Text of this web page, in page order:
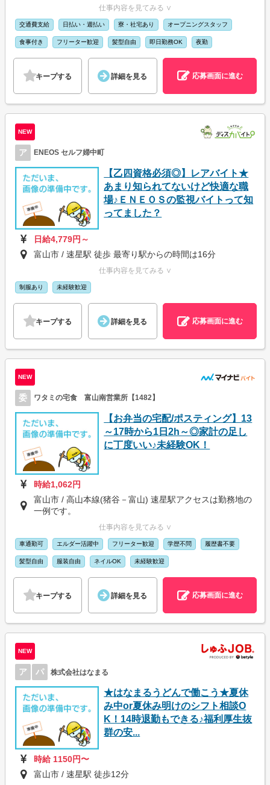
仕事内容を見てみる ∨
交通費支給 日払い・週払い 寮・社宅あり オープニングスタッフ
食事付き フリーター歓迎 髪型自由 即日勤務OK 夜勤
キープする 詳細を見る 応募画面に進む
NEW
ア ENEOS セルフ婦中町
【乙四資格必須◎】レアバイト★
あまり知られてないけど快適な職
場♪ＥＮＥＯＳの監視バイトって知
ってました？
日給4,779円～
富山市 / 速星駅 徒歩 最寄り駅からの時間は16分
仕事内容を見てみる ∨
制服あり 未経験歓迎
キープする 詳細を見る 応募画面に進む
NEW
委 ワタミの宅食 富山南営業所【1482】
【お弁当の宅配/ポスティング】13
～17時から1日2h～◎家計の足し
に丁度いい♪未経験OK！
時給1,062円
富山市 / 高山本線(猪谷－富山) 速星駅アクセスは勤務地の
一例です。
仕事内容を見てみる ∨
車通勤可 エルダー活躍中 フリーター歓迎 学歴不問 履歴書不要
髪型自由 服装自由 ネイルOK 未経験歓迎
キープする 詳細を見る 応募画面に進む
NEW
ア パ 株式会社はなまる
★はなまるうどんで働こう★夏休
み中or夏休み明けのシフト相談O
K！14時退勤もできる♪福利厚生抜
群の安...
時給 1150円〜
富山市 / 速星駅 徒歩12分